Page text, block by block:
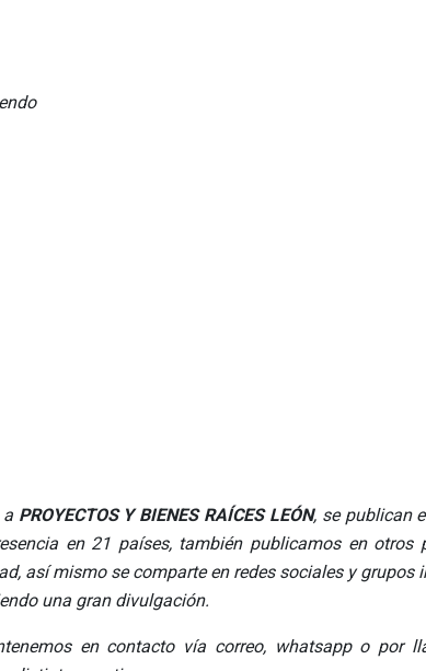
a PROYECTOS Y BIENES RAÍCES LEÓN, se publican
en 21 países, también publicamos en
así mismo se comparte en redes sociales y grupos
una gran divulgación.
en contacto vía correo, whatsapp o por